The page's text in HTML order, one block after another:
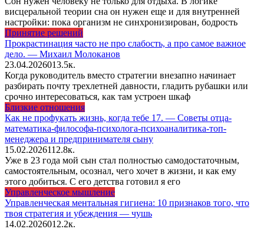
висцеральной теории сна он нужен еще и для внутренней
настройки: пока организм не синхронизирован, бодрость
Принятие решений
Прокрастинация часто не про слабость, а про самое важное
дело. — Михаил Молоканов
23.04.2026013.5к.
Когда руководитель вместо стратегии внезапно начинает
разбирать почту трехлетней давности, гладить рубашки или
срочно интересоваться, как там устроен шкаф
Близкие отношения
Как не профукать жизнь, когда тебе 17. — Советы отца-
математика-философа-психолога-психоаналитика-топ-
менеджера и предпринимателя сыну
15.02.2026112.8к.
Уже в 23 года мой сын стал полностью самодостаточным,
самостоятельным, осознал, чего хочет в жизни, и как ему
этого добиться. С его детства готовил я его
Управленческое мышление
Управленческая ментальная гигиена: 10 признаков того, что
твоя стратегия и убеждения — чушь
14.02.2026012.2к.